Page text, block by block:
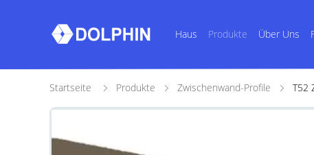
Haus Produkte Über Uns
Startseite Produkte Zwischenwand-Profile T52